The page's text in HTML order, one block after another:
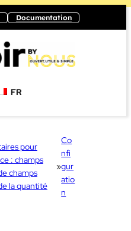
Documentation
FR
pour
: champs
champs
la quantité
»
Co
nfi
gur
atio
n